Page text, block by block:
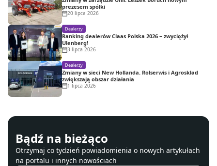
prezesem spółki
20 lipca 2026
Dealerzy
Ranking dealerów Claas Polska 2026 – zwyciężył
Ulenberg!
3 lipca 2026
Dealerzy
Zmiany w sieci New Hollanda. Rolserwis i Agroskład
zwiększają obszar działania
1 lipca 2026
Bądź na bieżąco
Otrzymaj co tydzień powiadomienia o nowych artykułach
na portalu i innych nowościach